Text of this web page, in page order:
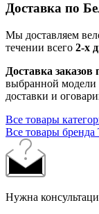
Доставка по
Мы доставляем
течении всего 2-х
Доставка
выбранной модели
доставки и
Все товары
Все товары бренда
Нужна